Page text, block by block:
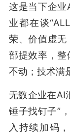
这是当下企
业都在谈
荣、价值虚无
部提效率，整
不动；技术满
无数企业在AI
锤子找钉子”
入持续加码